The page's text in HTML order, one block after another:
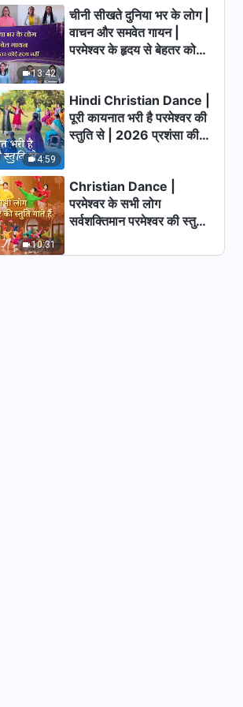
परमेश्वर की सुंदरता को जान सकते हो
Hindi Christian Song |
व्यवहारिक परमेश्वर में आस्था से बहुत लाभ
हैं
Hindi Christian Song | समस्त
मानवजाति को परमेश्वर की आराधना करनी
चाहिए
Hindi Christian Song | पूरब की
ओर लाया है परमेश्वर अपनी महिमा
13:42
चीनी सीखते दुनिया भर के लोग |
वाचन और समवेत गायन |
परमेश्वर के हृदय से बेहतर कोई
4:59
Hindi Christian Dance |
पूरी कायनात भरी है परमेश्वर की
स्तुति से | 2026 प्रशंसा की
10:31
Christian Dance |
परमेश्वर के सभी लोग
सर्वशक्तिमान परमेश्वर की स्तुति
आवाजें